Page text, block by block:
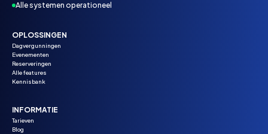
Alle systemen operationeel
OPLOSSINGEN
Dagvergunningen
Evenementen
Reserveringen
Alle features
Kennisbank
INFORMATIE
Tarieven
Blog